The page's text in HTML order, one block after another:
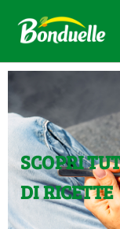
SCOPRI
DI RICETTE